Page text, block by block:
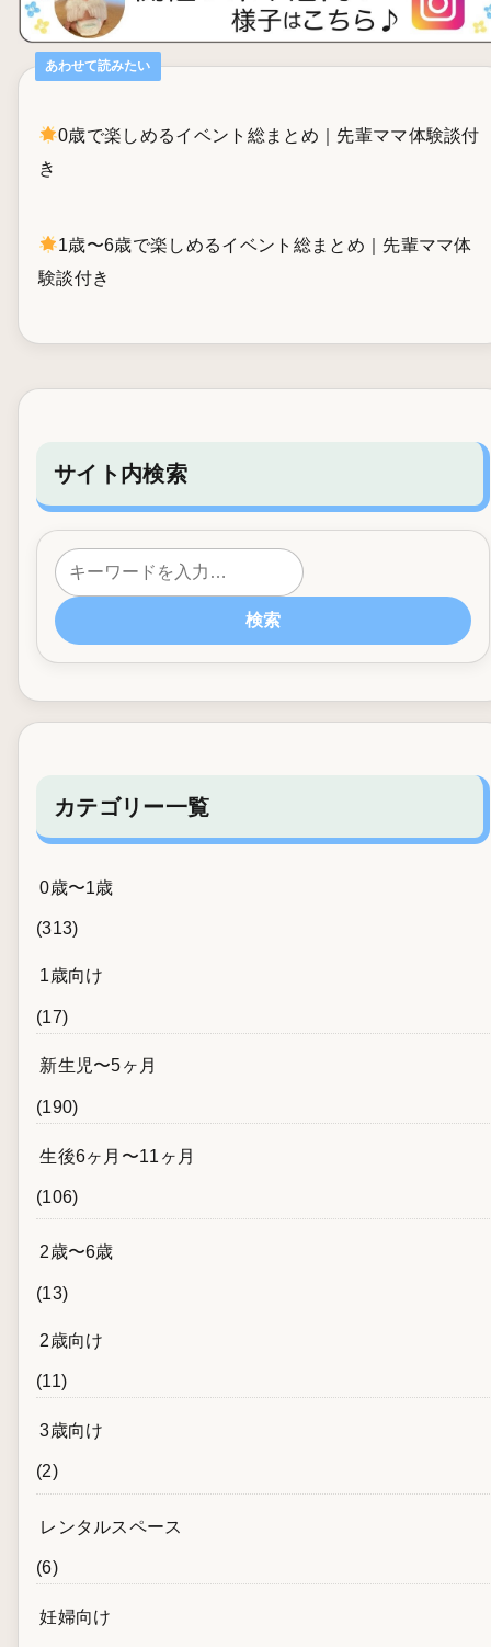
あわせて読みたい
0歳で楽しめるイベント総まとめ｜先輩ママ体験談付
き
1歳〜6歳で楽しめるイベント総まとめ｜先輩ママ体
験談付き
サイト内検索
検索
カテゴリー一覧
0歳〜1歳
(313)
1歳向け
(17)
新生児〜5ヶ月
(190)
生後6ヶ月〜11ヶ月
(106)
2歳〜6歳
(13)
2歳向け
(11)
3歳向け
(2)
レンタルスペース
(6)
妊婦向け